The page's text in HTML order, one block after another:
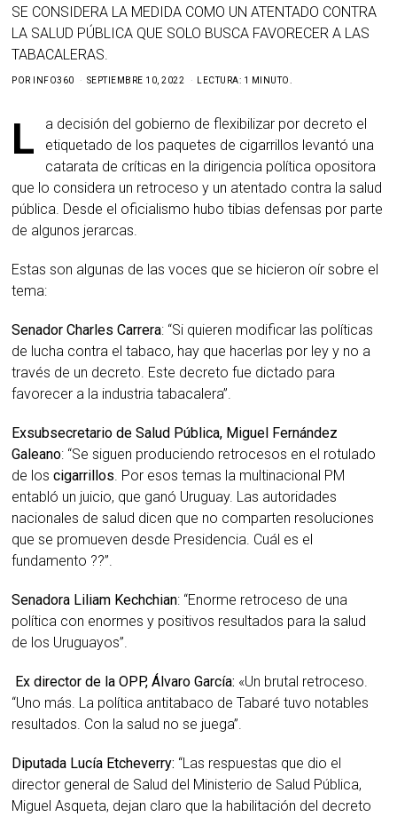
SE CONSIDERA LA MEDIDA COMO UN ATENTADO CONTRA
LA SALUD PÚBLICA QUE SOLO BUSCA FAVORECER A LAS
TABACALERAS.
POR INFO360 SEPTIEMBRE 10, 2022 LECTURA: 1 MINUTO.
La decisión del gobierno de flexibilizar por decreto el
etiquetado de los paquetes de cigarrillos levantó una
catarata de críticas en la dirigencia política opositora
que lo considera un retroceso y un atentado contra la salud
pública. Desde el oficialismo hubo tibias defensas por parte
de algunos jerarcas.
Estas son algunas de las voces que se hicieron oír sobre el
tema:
Senador Charles Carrera: “Si quieren modificar las políticas
de lucha contra el tabaco, hay que hacerlas por ley y no a
través de un decreto. Este decreto fue dictado para
favorecer a la industria tabacalera”.
Exsubsecretario de Salud Pública, Miguel Fernández
Galeano: “Se siguen produciendo retrocesos en el rotulado
de loscigarrillos. Por esos temas la multinacional PM
entabló un juicio, que ganó Uruguay. Las autoridades
nacionales de salud dicen que no comparten resoluciones
que se promueven desde Presidencia. Cuál es el
fundamento ??”.
Senadora Liliam Kechchian: “Enorme retroceso de una
política con enormes y positivos resultados para la salud
de los Uruguayos”.
Ex director de la OPP, Álvaro García: «Un brutal retroceso.
“Uno más. La política antitabaco de Tabaré tuvo notables
resultados. Con la salud no se juega”.
Diputada Lucía Etcheverry: “Las respuestas que dio el
director general de Salud del Ministerio de Salud Pública,
Miguel Asqueta, dejan claro que la habilitación del decreto